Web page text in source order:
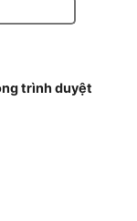
trình duyệt